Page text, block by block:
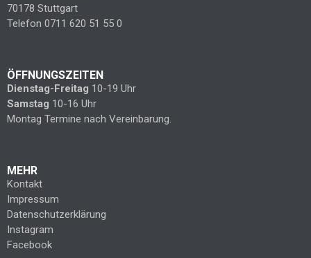
70178 Stuttgart
Telefon 0711 620 51 55 0
ÖFFNUNGSZEITEN
Dienstag-Freitag 10-19 Uhr
Samstag 10-16 Uhr
Montag Termine nach Vereinbarung.
MEHR
Kontakt
Impressum
Datenschutzerklärung
Instagram
Facebook